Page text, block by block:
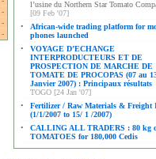
-
-
-
l’usine du Northern Star Tomato
[09 Feb '07]
•
African-wide trading platform for
phones launched
•
VOYAGE D’ECHANGE
INTERPRODUCTEURS ET DE
PROSPECTION DE MARCHE DE
TOMATE DE PROCOPAS (07 au
Janvier 2007) : Principaux résultats
TOGO [24 Jan '07]
•
Fertilizer / Raw Materials & Freight
(1/1/2007 to 15/ 1 /2007)
•
CALLING ALL TRADERS : 80 kg
TOMATOES for 180,000 Cedis